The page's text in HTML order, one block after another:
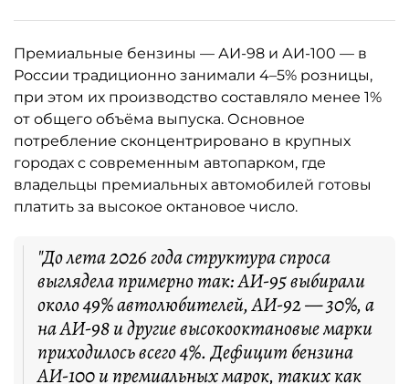
Премиальные бензины — АИ-98 и АИ-100 — в
России традиционно занимали 4–5% розницы,
при этом их производство составляло менее 1%
от общего объёма выпуска. Основное
потребление сконцентрировано в крупных
городах с современным автопарком, где
владельцы премиальных автомобилей готовы
платить за высокое октановое число.
"До лета 2026 года структура спроса
выглядела примерно так: АИ-95 выбирали
около 49% автолюбителей, АИ-92 — 30%, а
на АИ-98 и другие высокооктановые марки
приходилось всего 4%. Дефицит бензина
АИ-100 и премиальных марок, таких как